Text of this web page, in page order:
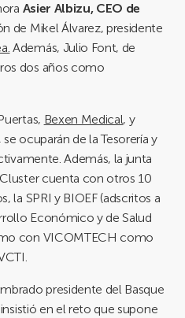
Asier Albizu, CEO de
de Mikel Álvarez, presidente
Además, Julio Font, de
dos años como
Bexen Medical, y
, se ocuparán de la Tesorería y
Además, la junta
cuenta con otros 10
la SPRI y BIOEF (adscritos a
Económico y de Salud
con VICOMTECH como
presidente del Basque
en el reto que supone